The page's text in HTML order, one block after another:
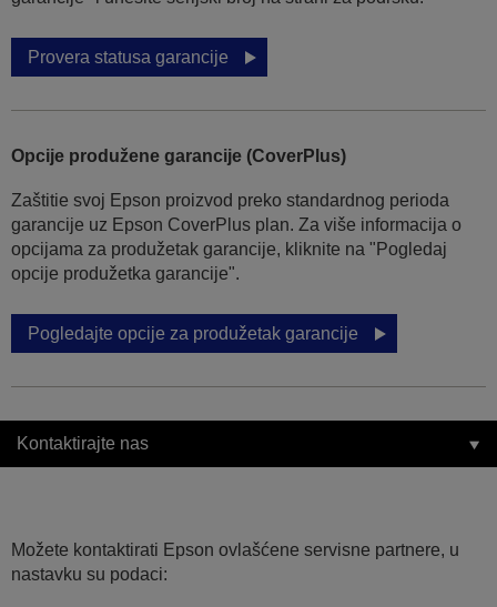
Provera statusa garancije
Opcije produžene garancije (CoverPlus)
Zaštitie svoj Epson proizvod preko standardnog perioda
garancije uz Epson CoverPlus plan. Za više informacija o
opcijama za produžetak garancije, kliknite na "Pogledaj
opcije produžetka garancije".
Pogledajte opcije za produžetak garancije
Kontaktirajte nas
Možete kontaktirati Epson ovlašćene servisne partnere, u
nastavku su podaci: